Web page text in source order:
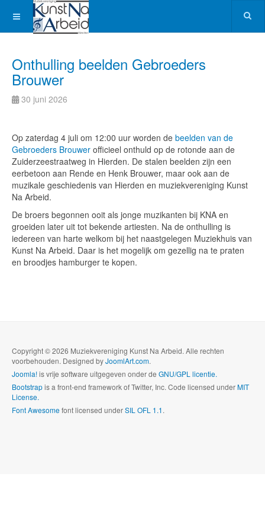
Onthulling beelden Gebroeders
Brouwer
30 juni 2026
Op zaterdag 4 juli om 12:00 uur worden de beelden van de
Gebroeders Brouwer officieel onthuld op de rotonde aan de
Zuiderzeestraatweg in Hierden. De stalen beelden zijn een
eerbetoon aan Rende en Henk Brouwer, maar ook aan de
muzikale geschiedenis van Hierden en muziekvereniging Kunst
Na Arbeid.
De broers begonnen ooit als jonge muzikanten bij KNA en
groeiden later uit tot bekende artiesten. Na de onthulling is
iedereen van harte welkom bij het naastgelegen Muziekhuis van
Kunst Na Arbeid. Daar is het mogelijk om gezellig na te praten
en broodjes hamburger te kopen.
Copyright © 2026 Muziekvereniging Kunst Na Arbeid. Alle rechten
voorbehouden. Designed byJoomlArt.com.
Joomla!is vrije software uitgegeven onder de GNU/GPL licentie.
Bootstrapis a front-end framework of Twitter, Inc. Code licensed underMIT
License.
Font Awesomefont licensed underSIL OFL 1.1.